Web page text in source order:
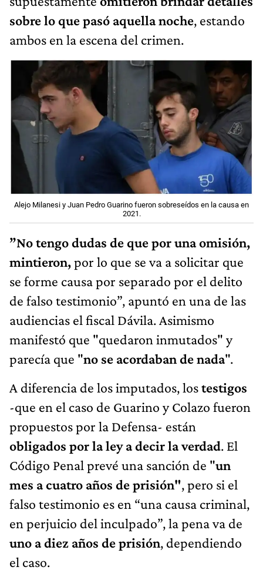
sobre lo que pasó aquella noche, estando
ambos en la escena del crimen.
Alejo Milanesi y Juan Pedro Guarino fueron sobreseídos en la causa en
2021.
”No tengo dudas de que por una omisión,
mintieron,por lo que se va a solicitar que
se forme causa por separado por el delito
de falso testimonio”, apuntó en una de las
audiencias el fiscal Dávila. Asimismo
manifestó que "quedaron inmutados" y
parecía que "no se acordaban de nada".
A diferencia de los imputados, lostestigos
-que en el caso de Guarino y Colazo fueron
propuestos por la Defensa- están
obligados por la ley a decir la verdad. El
Código Penal prevé una sanción de "un
mes a cuatro años de prisión", pero si el
falso testimonio es en “una causa criminal,
en perjuicio del inculpado”, la pena va de
uno a diez años de prisión, dependiendo
el caso.